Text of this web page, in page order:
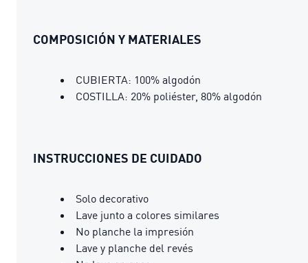
COMPOSICIÓN Y MATERIALES
CUBIERTA: 100% algodón
COSTILLA: 20% poliéster, 80% algodón
INSTRUCCIONES DE CUIDADO
Solo decorativo
Lave junto a colores similares
No planche la impresión
Lave y planche del revés